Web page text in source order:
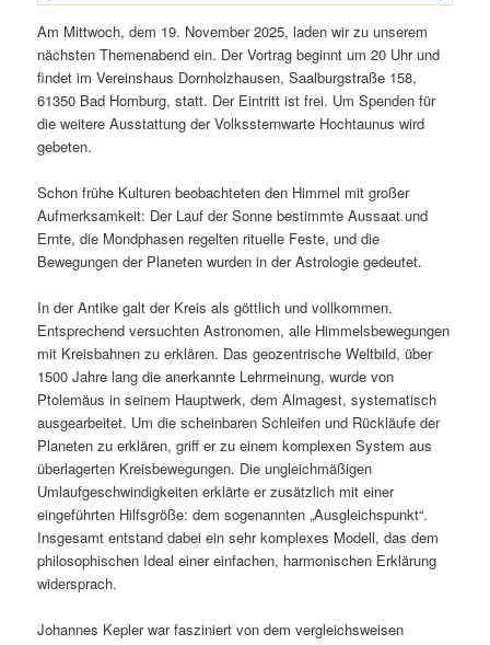
Am Mittwoch, dem 19. November 2025, laden wir zu unserem
nächsten Themenabend ein. Der Vortrag beginnt um 20 Uhr und
findet im Vereinshaus Dornholzhausen, Saalburgstraße 158,
61350 Bad Homburg, statt. Der Eintritt ist frei. Um Spenden für
die weitere Ausstattung der Volkssternwarte Hochtaunus wird
gebeten.
Schon frühe Kulturen beobachteten den Himmel mit großer
Aufmerksamkeit: Der Lauf der Sonne bestimmte Aussaat und
Ernte, die Mondphasen regelten rituelle Feste, und die
Bewegungen der Planeten wurden in der Astrologie gedeutet.
In der Antike galt der Kreis als göttlich und vollkommen.
Entsprechend versuchten Astronomen, alle Himmelsbewegungen
mit Kreisbahnen zu erklären. Das geozentrische Weltbild, über
1500 Jahre lang die anerkannte Lehrmeinung, wurde von
Ptolemäus in seinem Hauptwerk, dem Almagest, systematisch
ausgearbeitet. Um die scheinbaren Schleifen und Rückläufe der
Planeten zu erklären, griff er zu einem komplexen System aus
überlagerten Kreisbewegungen. Die ungleichmäßigen
Umlaufgeschwindigkeiten erklärte er zusätzlich mit einer
eingeführten Hilfsgröße: dem sogenannten „Ausgleichspunkt“.
Insgesamt entstand dabei ein sehr komplexes Modell, das dem
philosophischen Ideal einer einfachen, harmonischen Erklärung
widersprach.
Johannes Kepler war fasziniert von dem vergleichsweisen